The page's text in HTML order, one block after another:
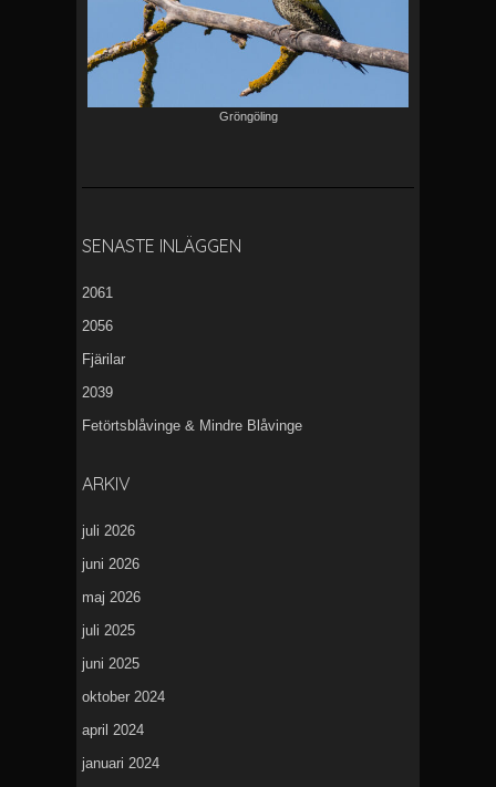
Gröngöling
SENASTE INLÄGGEN
2061
2056
Fjärilar
2039
Fetörtsblåvinge & Mindre Blåvinge
ARKIV
juli 2026
juni 2026
maj 2026
juli 2025
juni 2025
oktober 2024
april 2024
januari 2024